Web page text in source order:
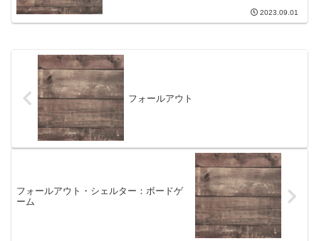
2023.09.01
フォールアウト
フォールアウト・シェルター：ボードゲ
ーム